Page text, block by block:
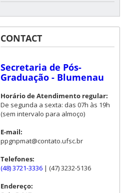
CONTACT
Secretaria de Pós-
Graduação - Blumenau
Horário de Atendimento regular:
De segunda a sexta: das 07h às 19h
(sem intervalo para almoço)
E-mail:
ppgnpmat@contato.ufsc.br
Telefones:
(48) 3721-3336| (47) 3232-5136
Endereço: